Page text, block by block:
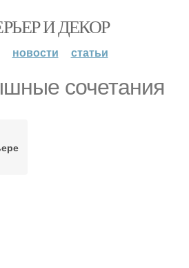
И ДЕКОР
новости статьи
сочетания